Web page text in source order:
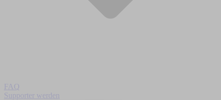
FAQ
Supporter werden